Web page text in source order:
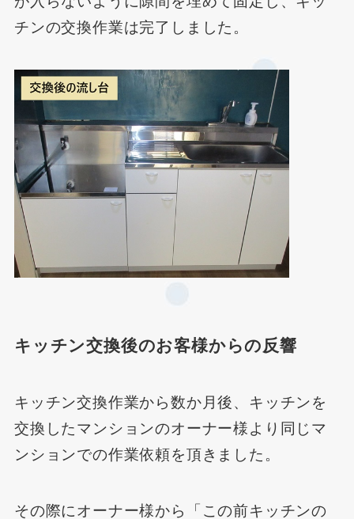
チンの交換作業は完了しました。
キッチン交換後のお客様からの反響
キッチン交換作業から数か月後、キッチンを
交換したマンションのオーナー様より同じマ
ンションでの作業依頼を頂きました。
その際にオーナー様から「この前キッチンの